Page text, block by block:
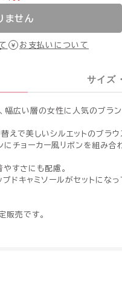
ません
お支払いについて
サイズ
幅広い層の女性に人気のブラ
えで美しいシルエットのブラウ
にチョーカー風リボンを組み合
すさにも配慮。
ドキャミソールがセットにな
販売です。